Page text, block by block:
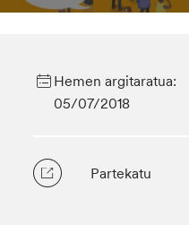
Hemen argitaratua:
05/07/2018
Partekatu